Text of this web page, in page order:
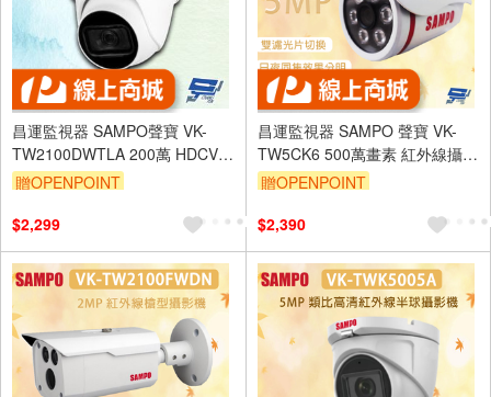
昌運監視器 SAMPO聲寶 VK-
TW2100DWTLA 200萬 HDCVI
紅外線半球攝影機 紅外線30M
贈OPENPOINT
$2,299
昌運監視器 SAMPO 聲寶 VK-
TW5CK6 500萬畫素 紅外線攝影
機 雙濾光片切換 日夜同焦效果
贈OPENPOINT
$2,390